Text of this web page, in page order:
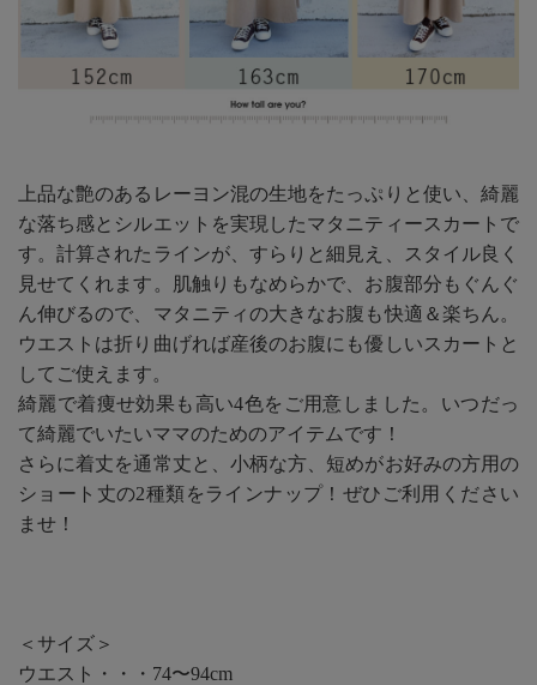
上品な艶のあるレーヨン混の生地をたっぷりと使い、綺麗
な落ち感とシルエットを実現したマタニティースカートで
す。計算されたラインが、すらりと細見え、スタイル良く
見せてくれます。肌触りもなめらかで、お腹部分もぐんぐ
ん伸びるので、マタニティの大きなお腹も快適＆楽ちん。
ウエストは折り曲げれば産後のお腹にも優しいスカートと
してご使えます。
綺麗で着痩せ効果も高い4色をご用意しました。いつだっ
て綺麗でいたいママのためのアイテムです！
さらに着丈を通常丈と、小柄な方、短めがお好みの方用の
ショート丈の2種類をラインナップ！ぜひご利用ください
ませ！
＜サイズ＞
ウエスト・・・74〜94cm